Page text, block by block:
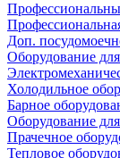
Доп.
Оборудование
Холодильное
Барное
Оборудование
Прачечное
Тепловое